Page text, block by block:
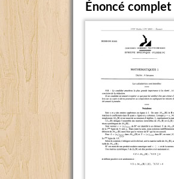
Énoncé complet